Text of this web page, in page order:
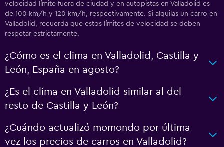
velocidad límite fuera de ciudad y en autopistas en Valladolid es
de 100 km/h y 120 km/h, respectivamente. Si alquilas un carro en
Valladolid, recuerda que estos límites de velocidad se deben
respetar estrictamente.
¿Cómo es el clima en Valladolid, Castilla y
León, España en agosto?
¿Es el clima en Valladolid similar al del
resto de Castilla y León?
¿Cuándo actualizó momondo por última
vez los precios de carros en Valladolid?